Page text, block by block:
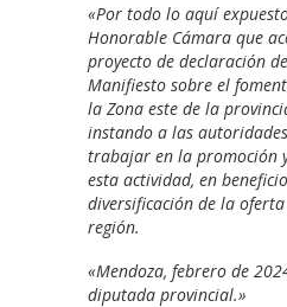
«Por todo lo aquí
Honorable Cámara que
proyecto de declaración
Manifiesto sobre el
la Zona este de la
instando a las
trabajar en la promoción
esta actividad, en
diversificación de la
región.
«Mendoza, febrero de
diputada provincial.»